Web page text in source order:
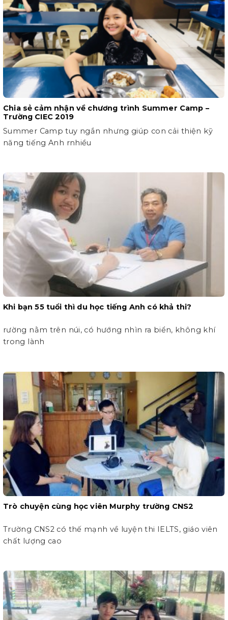
Chia sẻ cảm nhận về chương trình Summer Camp –
Trường CIEC 2019
Summer Camp tuy ngắn nhưng giúp con cải thiện kỹ
năng tiếng Anh rnhiều
Khi bạn 55 tuổi thì du học tiếng Anh có khả thi?
rường nằm trên núi, có hướng nhìn ra biển, không khí
trong lành
Trò chuyện cùng học viên Murphy trường CNS2
Trường CNS2 có thế mạnh về luyện thi IELTS, giáo viên
chất lượng cao